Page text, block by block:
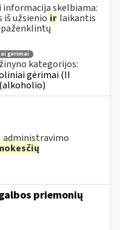
informacija skelbiama:
iš užsienio ir laikantis
gėrimai
kategorijos:
gėrimai (II
administravimo
priemonių